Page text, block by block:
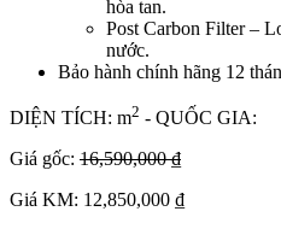
hòa tan.
Post Carbon Filter –
nước.
Bảo hành chính hãng 12
DIỆN TÍCH: m2 - QUỐC GIA:
Giá gốc: 16,590,000 ₫
Giá KM: 12,850,000 ₫